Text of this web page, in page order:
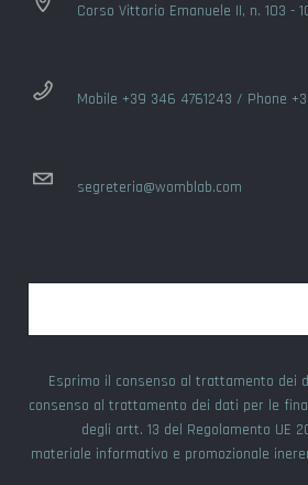
Corso Vittorio Emanuele II, n. 103 -
Mobile +39 346 4761243 / Phone
segreteria@womblab.com
Esprimo il consenso al trattamento dei
consenso al trattamento dei dati per le
degli artt. 13 del Regolamento UE
materiale informativo e promozionale